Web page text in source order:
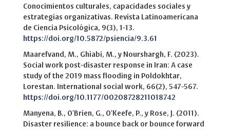
Conocimientos culturales, capacidades sociales y
estrategias organizativas. Revista Latinoamericana
de Ciencia Psicológica, 9(3), 1-13.
https://doi.org/10.5872/psiencia/9.3.61
Maarefvand, M., Ghiabi, M., y Nourshargh, F. (2023).
Social work post-disaster response in Iran: A case
study of the 2019 mass flooding in Poldokhtar,
Lorestan. International social work, 66(2), 547-567.
https://doi.org/10.1177/00208728211018742
Manyena, B., O'Brien, G., O'Keefe, P., y Rose, J. (2011).
Disaster resilience: a bounce back or bounce forward